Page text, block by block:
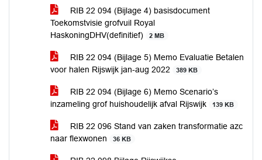
RIB 22 094 (Bijlage 4) basisdocument
Toekomstvisie grofvuil Royal
HaskoningDHV(definitief)
2 MB
RIB 22 094 (Bijlage 5) Memo Evaluatie Betalen
voor halen Rijswijk jan-aug 2022
389 KB
RIB 22 094 (Bijlage 6) Memo Scenario’s
inzameling grof huishoudelijk afval Rijswijk
139 KB
RIB 22 096 Stand van zaken transformatie azc
naar flexwonen
36 KB